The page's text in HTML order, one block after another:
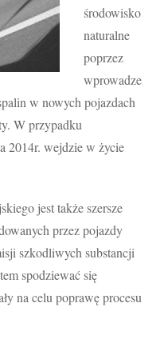
środowisko
naturalne
poprzez
wprowadze
w nowych pojazdach
W przypadku
2014r. wejdzie w życie
jest także szersze
przez pojazdy
szkodliwych substancji
spodziewać się
na celu poprawę procesu